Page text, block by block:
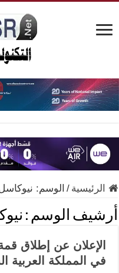
الرئيسية / الوسم: نيوكاسل
أرشيف الوسم :
الإعلان عن إطلاق قمة
في المملكة العربية